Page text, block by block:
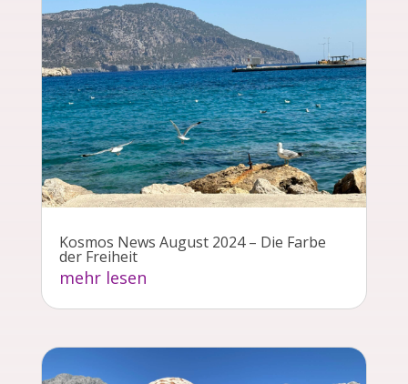
Kosmos News August 2024 – Die Farbe
der Freiheit
mehr lesen